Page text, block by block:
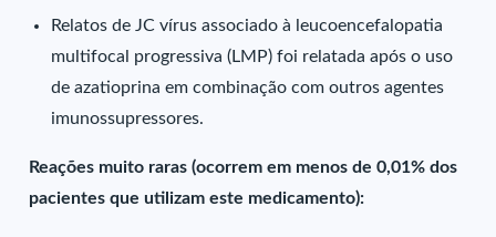
Relatos de JC vírus associado à leucoencefalopatia
multifocal progressiva (LMP) foi relatada após o uso
de azatioprina em combinação com outros agentes
imunossupressores.
Reações muito raras (ocorrem em menos de 0,01% dos
pacientes que utilizam este medicamento):